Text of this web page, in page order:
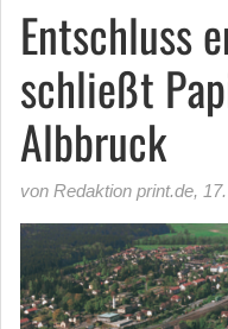
Entschluss
schließt
Albbruck
von Redaktion print.de,